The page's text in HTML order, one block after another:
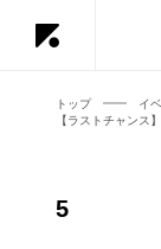
トップ
イ
【ラストチャンス
5